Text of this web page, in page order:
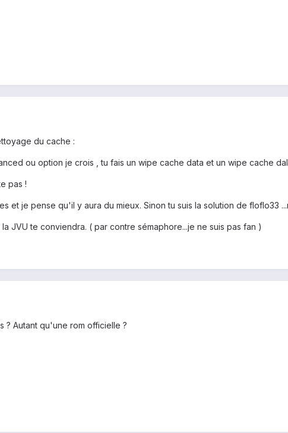
du cache :
ou option je crois , tu fais un wipe cache data et un wipe cache
pas !
et je pense qu'il y aura du mieux. Sinon tu suis la solution de floflo33
JVU te conviendra. ( par contre sémaphore...je ne suis pas fan )
? Autant qu'une rom officielle ?